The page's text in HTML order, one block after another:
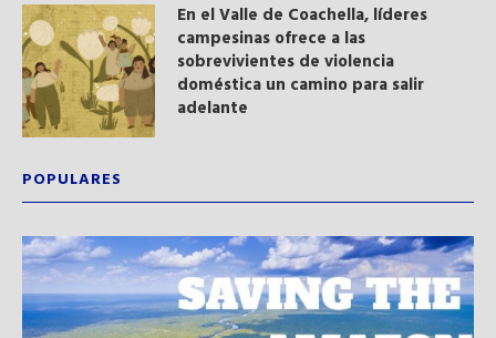
En el Valle de Coachella, líderes
campesinas ofrece a las
sobrevivientes de violencia
doméstica un camino para salir
adelante
POPULARES